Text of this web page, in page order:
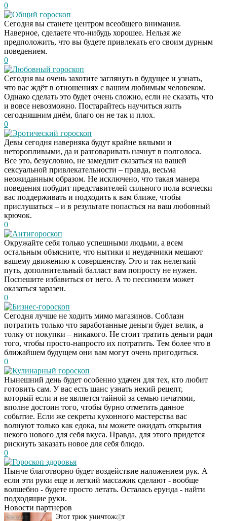
0
Общий гороскоп
Сегодня вы станете центром всеобщего внимания.
Наверное, сделаете что-нибудь хорошее. Нельзя же
предположить, что вы будете привлекать его своим дурным
поведением.
0
Любовный гороскоп
Сегодня вы очень захотите заглянуть в будущее и узнать,
что вас ждёт в отношениях с вашим любимым человеком.
Однако сделать это будет очень сложно, если не сказать, что
и вовсе невозможно. Постарайтесь научиться жить
сегодняшним днём, благо он не так и плох.
0
Эротический гороскоп
Девы сегодня наверняка будут крайне вялыми и
неторопливыми, да и разговаривать начнут в полголоса.
Все это, безусловно, не замедлит сказаться на вашей
сексуальной привлекательности – правда, весьма
неожиданным образом. Не исключено, что такая манера
поведения побудит представителей сильного пола всячески
вас поддерживать и подходить к вам ближе, чтобы
прислушаться – и в результате попасться на ваш любовный
крючок.
0
Антигороскоп
Окружайте себя только успешными людьми, а всем
остальным объясните, что нытики и неудачники мешают
вашему движению к совершенству. Это и так нелегкий
путь, дополнительный балласт вам попросту не нужен.
Поспешите избавиться от него. А то пессимизм может
оказаться заразен.
0
Бизнес-гороскоп
Сегодня лучше не ходить мимо магазинов. Соблазн
потратить только что заработанные деньги будет велик, а
толку от покупки – никакого. Не стоит тратить деньги ради
того, чтобы просто-напросто их потратить. Тем более что в
ближайшем будущем они вам могут очень пригодиться.
0
Кулинарный гороскоп
Нынешний день будет особенно удачен для тех, кто любит
готовить сам. У вас есть шанс узнать некий рецепт,
который если и не является тайной за семью печатями,
вполне достоин того, чтобы бурно отметить данное
событие. Если же секреты кухонного мастерства вас
волнуют только как едока, вы можете ожидать открытия
некого нового для себя вкуса. Правда, для этого придется
рискнуть заказать новое для себя блюдо.
0
Гороскоп здоровья
Нынче благотворно будет воздействие наложением рук. А
если эти руки еще и легкий массажик сделают - вообще
волшебно - будете просто летать. Осталась ерунда - найти
подходящие руки.
Новости партнеров
Даже самый
запущенный грибок
исчезнет с корнем,
если перед сном…
i
Этот трюк уничтожает